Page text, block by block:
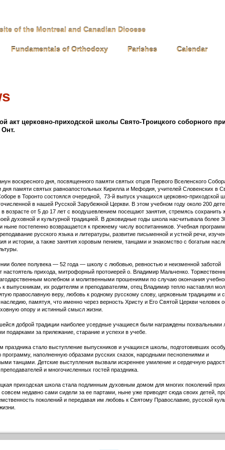
of the Montreal and Canadian Diocese
Fundamentals of Orthodoxy Parishes Calendar
акт церковно-приходской школы Свято-Троицкого соборного
воскресного дня, посвященного памяти святых отцов Первого Вселенского
дня памяти святых равноапостольных Кирилла и Мефодия, учителей Словенских в
в Торонто состоялся очередной, 73-й выпуск учащихся церковно-приходской
в нашей Русской Зарубежной Церкви. В этом учебном году около 200
в возрасте от 5 до 17 лет с воодушевлением посещают занятия, стремясь сохранить
духовной и культурной традицией. В доковидные годы школа насчитывала более
ныне постепенно возвращается к прежнему числу воспитанников. Учебная
русского языка и литературы, развитие письменной и устной речи,
и истории, а также занятия хоровым пением, танцами и знакомство с богатым
более полувека — 52 года — школу с любовью, ревностью и неизменной заботой
настоятель прихода, митрофорный протоиерей о. Владимир Мальченко.
молебном и молитвенными прошениями по случаю окончания
выпускникам, их родителям и преподавателям, отец Владимир тепло наставлял
православную веру, любовь к родному русскому слову, церковным традициям и
памятуя, что именно через верность Христу и Его Святой Церкви человек
опору и истинный смысл жизни.
доброй традиции наиболее усердные учащиеся были награждены похвальными
подарками за прилежание, старание и успехи в учебе.
праздника стало выступление выпускников и учащихся школы, подготовивших
программу, наполненную образами русских сказок, народными песнопениями и
танцами. Детские выступления вызвали искреннее умиление и сердечную
и многочисленных гостей праздника.
приходская школа стала подлинным духовным домом для многих поколений
совсем недавно сами сидели за ее партами, ныне уже приводят сюда своих детей,
поколений и передавая им любовь к Святому Православию, русской